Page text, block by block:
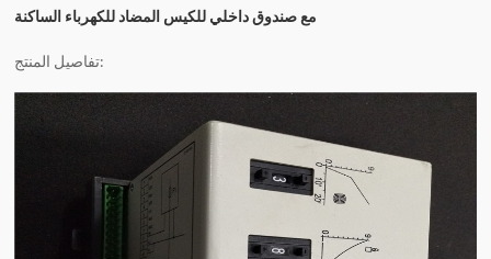
مع صندوق داخلي للكيس المضاد للكهرباء الساكنة
تفاصيل المنتج: